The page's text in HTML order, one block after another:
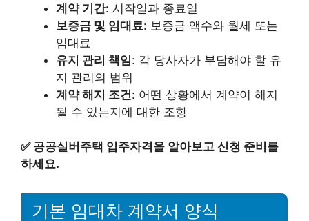
계약 기간: 시작일과 종료일
보증금 및 임대료: 보증금 액수와 월세 또는
임대료
유지 관리 책임: 각 당사자가 부담해야 할 유
지 관리의 범위
계약 해지 조건: 어떤 상황에서 계약이 해지
될 수 있는지에 대한 조항
✅ 공공실버주택 입주자격을 알아보고 신청 준비를
하세요.
기본 임대차 계약서 양식